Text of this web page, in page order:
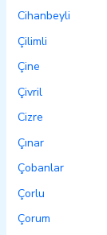
Cihanbeyli
Çilimli
Çine
Çivril
Cizre
Çınar
Çobanlar
Çorlu
Çorum